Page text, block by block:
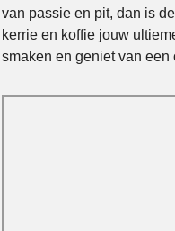
van passie en pit, dan is
kerrie en koffie jouw
smaken en geniet van